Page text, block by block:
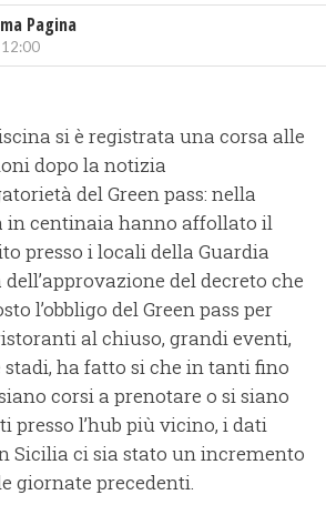
Pagina
si è registrata una corsa alle
dopo la notizia
del Green pass: nella
centinaia hanno affollato il
presso i locali della Guardia
del decreto che
l’obbligo del Green pass per
al chiuso, grandi eventi,
stadi, ha fatto si che in tanti fino
corsi a prenotare o si siano
presso l’hub più vicino, i dati
Sicilia ci sia stato un incremento
giornate precedenti.